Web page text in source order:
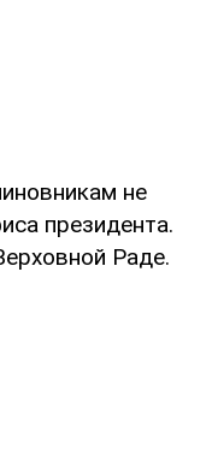
не
президента.
Раде.